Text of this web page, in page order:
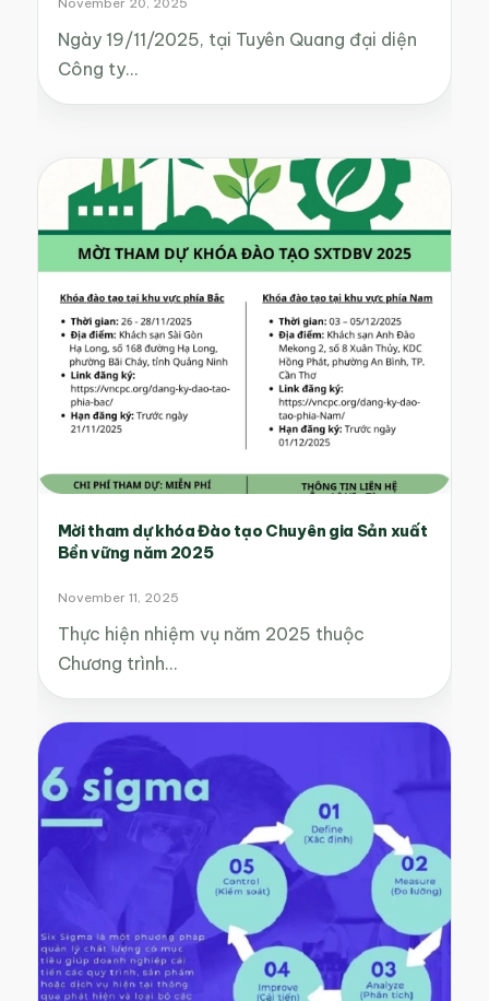
Ngày 19/11/2025, tại Tuyên Quang đại diện
Công ty…
Mời tham dự khóa Đào tạo Chuyên gia Sản xuất
Bền vững năm 2025
November 11, 2025
Thực hiện nhiệm vụ năm 2025 thuộc
Chương trình…